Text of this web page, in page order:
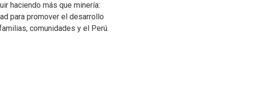
haciendo más que minería:
para promover el desarrollo
comunidades y el Perú.